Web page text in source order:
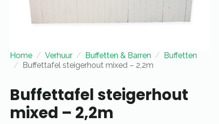
Home Verhuur Buffetten & Barren
Buffetten
Buffettafel steigerhout mixed – 2,2m
Buffettafel steigerhout
mixed – 2,2m